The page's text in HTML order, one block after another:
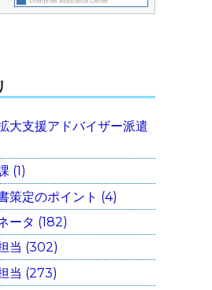
大支援アドバイザー派遣
(1)
策定のポイント (4)
ータ (182)
当 (302)
当 (273)